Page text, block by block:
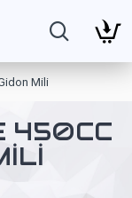
Mili
450CC